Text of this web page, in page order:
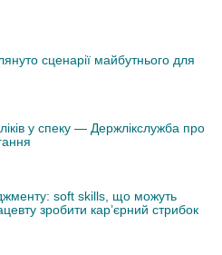
сценарії майбутнього для
у спеку — Держлікслужба про
soft skills, що можуть
зробити кар’єрний стрибок